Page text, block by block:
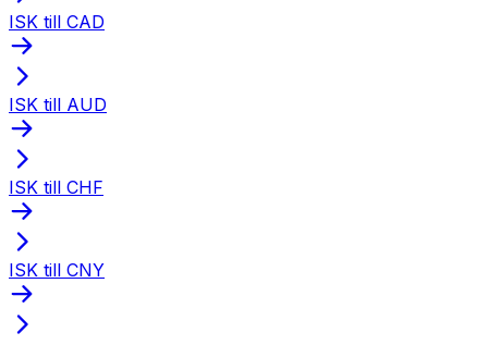
ISK till CAD
ISK till AUD
ISK till CHF
ISK till CNY